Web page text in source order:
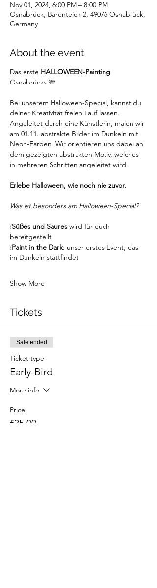
Nov 01, 2024, 6:00 PM – 8:00 PM
Osnabrück, Barenteich 2, 49076 Osnabrück,
Germany
About the event
Das erste HALLOWEEN-Painting
Osnabrücks 🩷
Bei unserem Halloween-Special, kannst du
deiner Kreativität freien Lauf lassen.
Angeleitet durch eine Künstlerin, malen wir
am 01.11. abstrakte Bilder im Dunkeln mit
Neon-Farben. Wir orientieren uns dabei an
dem gezeigten abstrakten Motiv, welches
in mehreren Schritten angeleitet wird.
Erlebe Halloween, wie noch nie zuvor.
Was ist besonders am Halloween-Special?
❕Süßes und Saures wird für euch
bereitgestellt
❕Paint in the Dark: unser erstes Event, das
im Dunkeln stattfindet
Show More
Tickets
Sale ended
Ticket type
Early-Bird
More info
Price
€35.00